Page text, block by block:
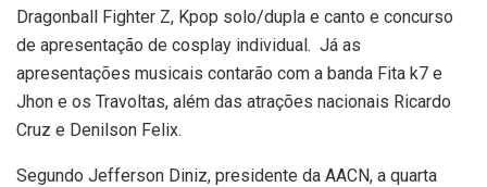
Dragonball Fighter Z, Kpop solo/dupla e canto e concurso
de apresentação de cosplay individual. Já as
apresentações musicais contarão com a banda Fita k7 e
Jhon e os Travoltas, além das atrações nacionais Ricardo
Cruz e Denilson Felix.
Segundo Jefferson Diniz, presidente da AACN, a quarta